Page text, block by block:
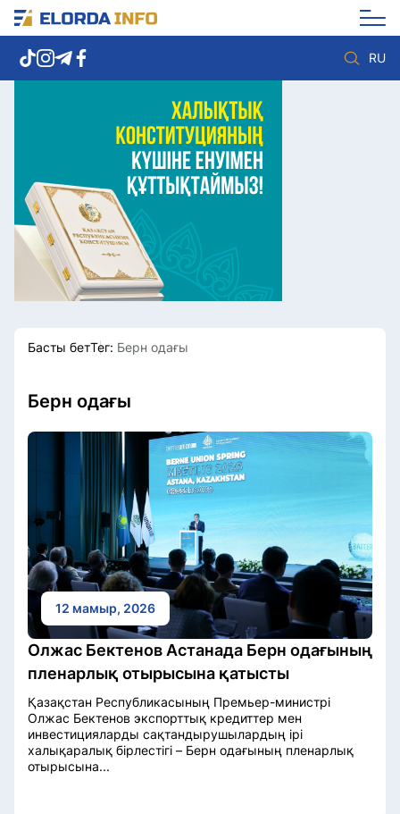
RU
Елорда жаңалықтары
Көзқарас
Саясат
Видео
Әлеумет
Экономика
Спорт
Мәдениет
Басты бетТег: Берн одағы
Берн одағы
12 мамыр, 2026
Олжас Бектенов Астанада Берн одағының
пленарлық отырысына қатысты
Қазақстан Республикасының Премьер-министрі
Олжас Бектенов экспорттық кредиттер мен
инвестицияларды сақтандырушылардың ірі
халықаралық бірлестігі – Берн одағының пленарлық
отырысына...